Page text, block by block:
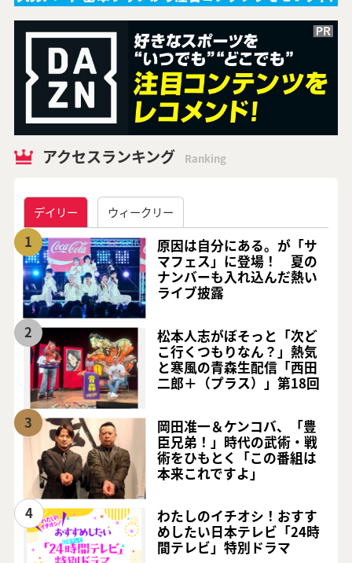
アクセスランキング Ranking
デイリー ウィークリー
1
原因は自分にある。が「サ
マフェス」に登場！ 夏の
ナンバーも入れ込んだ熱い
ライブ披露
2
松本人志がぼそっと「次ど
こ行くつもりなん？」熱気
と寒風の青森生配信「西田
二郎＋（プラス）」第18回
3
岡田准一＆ケンコバ、「豊
臣兄弟！」時代の武術・戦
術をひもとく「この番組は
本来これですよ」
4
わたしのイチオシ！おすす
めしたい日本テレビ「24時
間テレビ」特別ドラマ